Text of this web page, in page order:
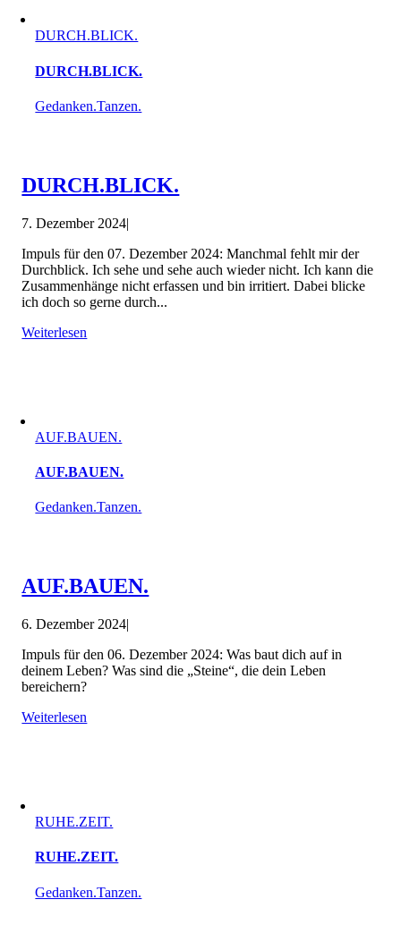
DURCH.BLICK.
DURCH.BLICK.
Gedanken.Tanzen.
DURCH.BLICK.
7. Dezember 2024|
Impuls für den 07. Dezember 2024: Manchmal fehlt mir der
Durchblick. Ich sehe und sehe auch wieder nicht. Ich kann die
Zusammenhänge nicht erfassen und bin irritiert. Dabei blicke
ich doch so gerne durch...
Weiterlesen
AUF.BAUEN.
AUF.BAUEN.
Gedanken.Tanzen.
AUF.BAUEN.
6. Dezember 2024|
Impuls für den 06. Dezember 2024: Was baut dich auf in
deinem Leben? Was sind die „Steine“, die dein Leben
bereichern?
Weiterlesen
RUHE.ZEIT.
RUHE.ZEIT.
Gedanken.Tanzen.